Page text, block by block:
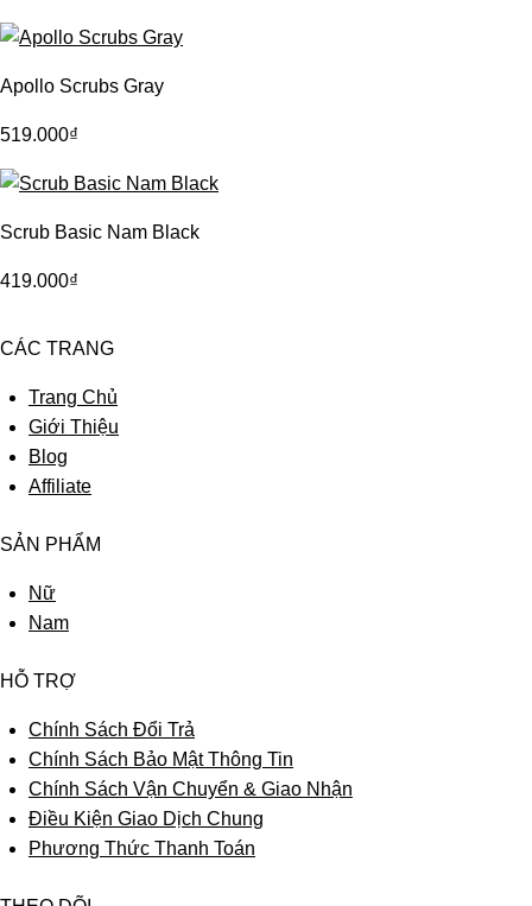
Apollo Scrubs Gray
519.000₫
Scrub Basic Nam Black
419.000₫
CÁC TRANG
Trang Chủ
Giới Thiệu
Blog
Affiliate
SẢN PHẨM
Nữ
Nam
HỖ TRỢ
Chính Sách Đổi Trả
Chính Sách Bảo Mật Thông Tin
Chính Sách Vận Chuyển & Giao Nhận
Điều Kiện Giao Dịch Chung
Phương Thức Thanh Toán